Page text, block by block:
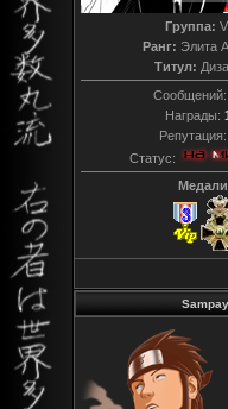
Группа:
Ранг: Элита
Титул:
Сообщений:
Награды:
Репутация:
Статус:
Sampay